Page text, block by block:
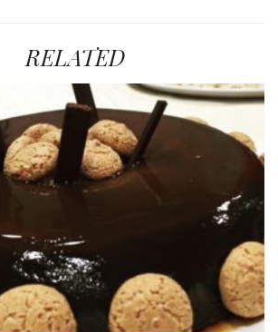
RELATED